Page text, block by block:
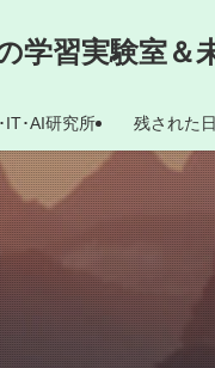
学習実験室＆
IT･AI研究所 残された